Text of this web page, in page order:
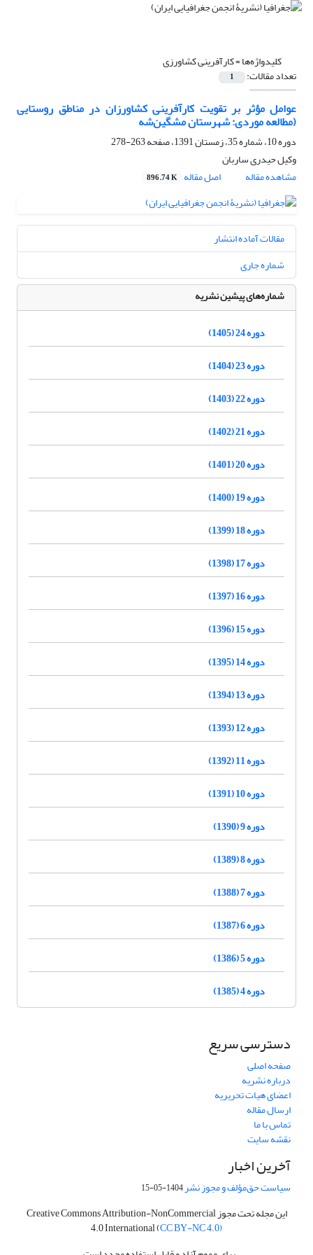
کلیدواژه‌ها =کارآفرینی کشاورزی
تعداد مقالات: 1
عوامل مؤثر بر تقویت کارآفرینی کشاورزان در مناطق روستایی
(مطالعه موردی: شهرستان مشگین‌شه
دوره 10، شماره 35، زمستان 1391، صفحه
263-278
وکیل حیدری ساربان
مشاهده مقاله
اصل مقاله 896.74 K
مقالات آماده انتشار
شماره جاری
شماره‌های پیشین نشریه
دوره 24 (1405)
دوره 23 (1404)
دوره 22 (1403)
دوره 21 (1402)
دوره 20 (1401)
دوره 19 (1400)
دوره 18 (1399)
دوره 17 (1398)
دوره 16 (1397)
دوره 15 (1396)
دوره 14 (1395)
دوره 13 (1394)
دوره 12 (1393)
دوره 11 (1392)
دوره 10 (1391)
دوره 9 (1390)
دوره 8 (1389)
دوره 7 (1388)
دوره 6 (1387)
دوره 5 (1386)
دوره 4 (1385)
دسترسی سریع
صفحه اصلی
درباره نشریه
اعضای هیات تحریریه
ارسال مقاله
تماس با ما
نقشه سایت
آخرین اخبار
سیاست حق‌مؤلف و مجوز نشر1404-05-15
این مجله تحت مجوز Creative Commons Attribution-NonCommercial
4.0 International (CC BY-NC 4.0)